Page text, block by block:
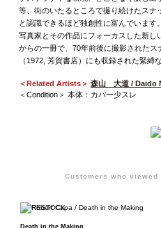
等、街のいたるところで撮り続けたスナ
と認識できるほど独創性に富んでいま
写真家とその作品にフォーカスした新し
からの一冊で、70年前後に撮影されたス
（1972, 芳賀書店）にも収録された緊縛
＜Related Artists＞ 森山 大道 / Daido
＜Condition＞ 本体：カバー少スレ
Customers who
Death in the Making